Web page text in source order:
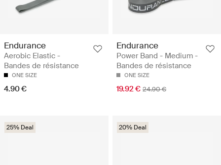
Endurance
Aerobic Elastic -
Bandes de résistance
ONE SIZE
4.90 €
Endurance
Power Band - Medium -
Bandes de résistance
ONE SIZE
19.92 € 24.90 €
25% Deal 20% Deal